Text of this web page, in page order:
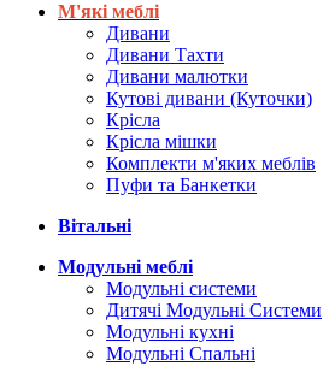
М'які меблі
Дивани
Дивани Тахти
Дивани малютки
Кутові дивани (Куточки)
Крісла
Крісла мішки
Комплекти м'яких меблів
Пуфи та Банкетки
Вітальні
Модульні меблі
Модульні системи
Дитячі Модульні Системи
Модульні кухні
Модульні Спальні